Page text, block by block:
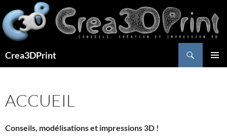
au
contenu
Crea3DPrint
ACCUEIL
Conseils, modélisations et impressions 3D !